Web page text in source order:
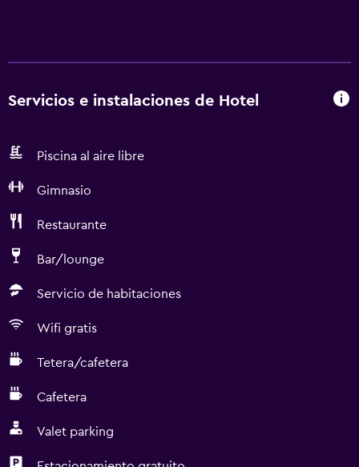
Servicios e instalaciones de Hotel
Piscina al aire libre
Gimnasio
Restaurante
Bar/lounge
Servicio de habitaciones
Wifi gratis
Tetera/cafetera
Cafetera
Valet parking